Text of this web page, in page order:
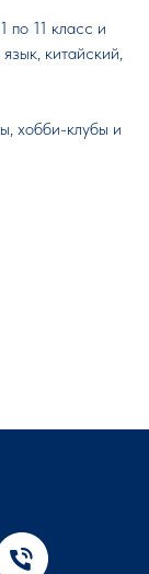
по 11 класс и
китайский,
хобби-клубы и